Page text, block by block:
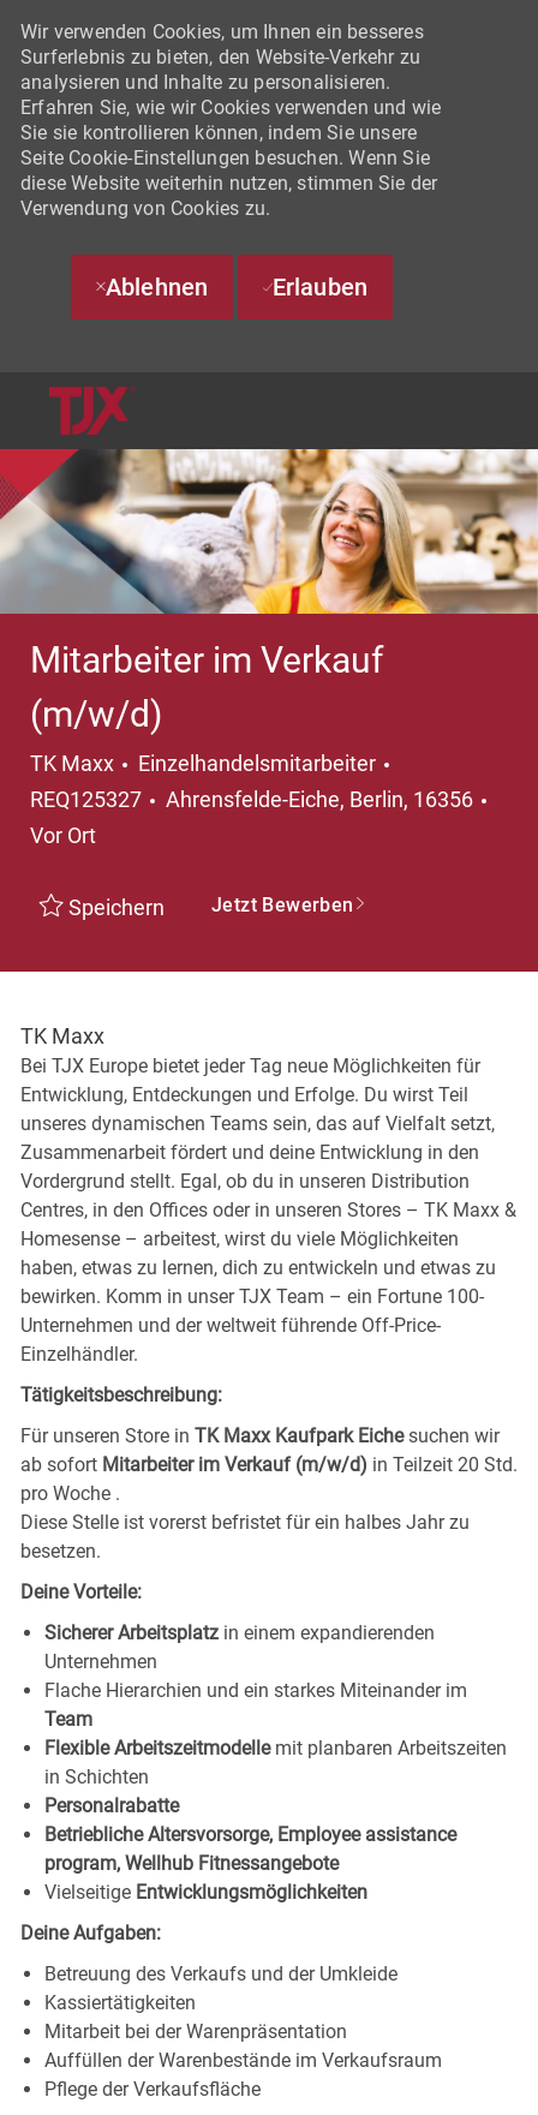
Wir verwenden Cookies, um Ihnen ein besseres
Surferlebnis zu bieten, den Website-Verkehr zu
analysieren und Inhalte zu personalisieren.
Erfahren Sie, wie wir Cookies verwenden und wie
Sie sie kontrollieren können, indem Sie unsere
Seite Cookie-Einstellungen besuchen. Wenn Sie
diese Website weiterhin nutzen, stimmen Sie der
Verwendung von Cookies zu.
Ablehnen Erlauben
Mitarbeiter im Verkauf
(m/w/d)
TK Maxx Kategorie
Einzelhandelsmitarbeiter
REQ125327
Ort
Ahrensfelde-Eiche, Berlin, 16356
Vor Ort
Speichern Jetzt Bewerben
TK Maxx
Bei TJX Europe bietet jeder Tag neue Möglichkeiten für
Entwicklung, Entdeckungen und Erfolge. Du wirst Teil
unseres dynamischen Teams sein, das auf Vielfalt setzt,
Zusammenarbeit fördert und deine Entwicklung in den
Vordergrund stellt. Egal, ob du in unseren Distribution
Centres, in den Offices oder in unseren Stores – TK Maxx &
Homesense – arbeitest, wirst du viele Möglichkeiten
haben, etwas zu lernen, dich zu entwickeln und etwas zu
bewirken. Komm in unser TJX Team – ein Fortune 100-
Unternehmen und der weltweit führende Off-Price-
Einzelhändler.
Tätigkeitsbeschreibung:
Für unseren Store in TK Maxx Kaufpark Eichesuchen wir
ab sofort Mitarbeiter im Verkauf (m/w/d) in Teilzeit 20 Std.
pro Woche .
Diese Stelle ist vorerst befristet für ein halbes Jahr zu
besetzen.
Deine Vorteile:
Sicherer Arbeitsplatz in einem expandierenden
Unternehmen
Flache Hierarchien und ein starkes Miteinander im
Team
Flexible Arbeitszeitmodelle mit planbaren Arbeitszeiten
in Schichten
Personalrabatte
Betriebliche Altersvorsorge, Employee assistance
program, Wellhub Fitnessangebote
Vielseitige Entwicklungsmöglichkeiten
Deine Aufgaben:
Betreuung des Verkaufs und der Umkleide
Kassiertätigkeiten
Mitarbeit bei der Warenpräsentation
Auffüllen der Warenbestände im Verkaufsraum
Pflege der Verkaufsfläche